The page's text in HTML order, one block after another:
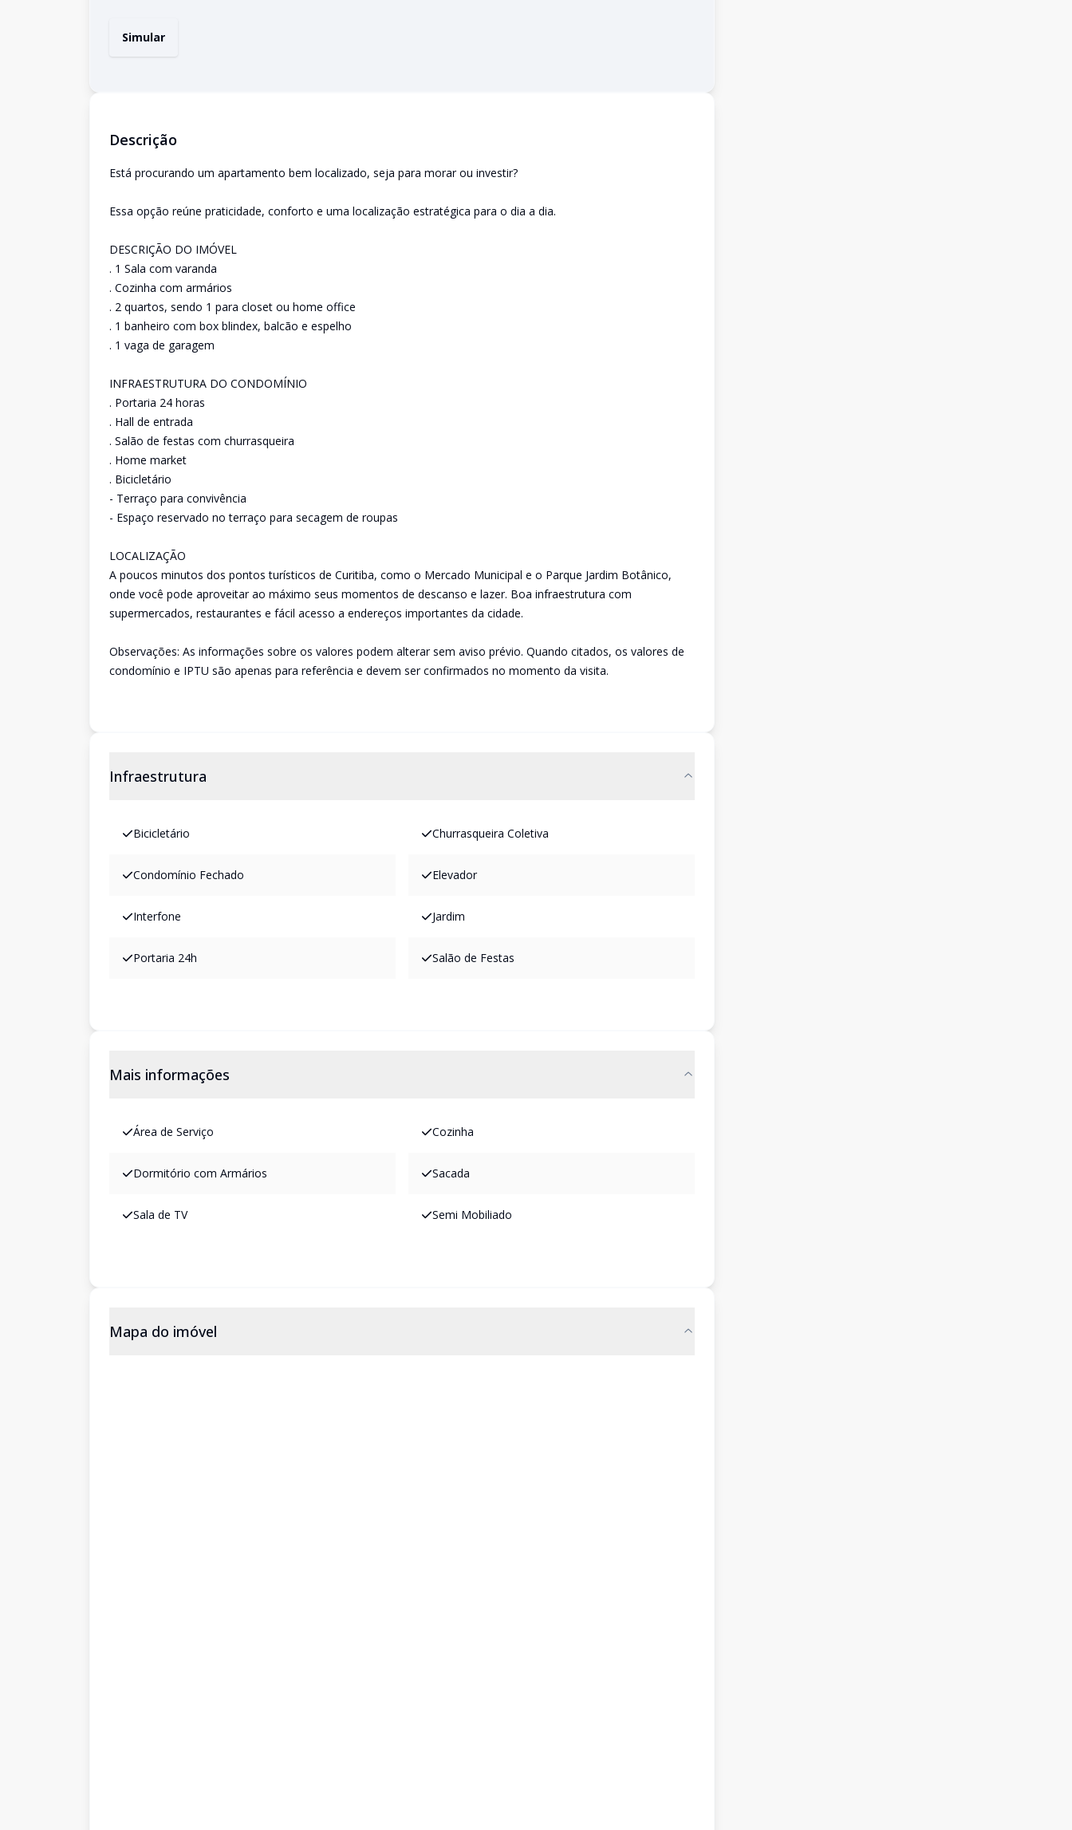
Simular
Descrição
Está procurando um apartamento bem localizado, seja para morar ou investir?
Essa opção reúne praticidade, conforto e uma localização estratégica para o dia a dia.
DESCRIÇÃO DO IMÓVEL
. 1 Sala com varanda
. Cozinha com armários
. 2 quartos, sendo 1 para closet ou home office
. 1 banheiro com box blindex, balcão e espelho
. 1 vaga de garagem
INFRAESTRUTURA DO CONDOMÍNIO
. Portaria 24 horas
. Hall de entrada
. Salão de festas com churrasqueira
. Home market
. Bicicletário
- Terraço para convivência
- Espaço reservado no terraço para secagem de roupas
LOCALIZAÇÃO
A poucos minutos dos pontos turísticos de Curitiba, como o Mercado Municipal e o Parque Jardim Botânico,
onde você pode aproveitar ao máximo seus momentos de descanso e lazer. Boa infraestrutura com
supermercados, restaurantes e fácil acesso a endereços importantes da cidade.
Observações: As informações sobre os valores podem alterar sem aviso prévio. Quando citados, os valores de
condomínio e IPTU são apenas para referência e devem ser confirmados no momento da visita.
Infraestrutura
Bicicletário Churrasqueira Coletiva
Condomínio Fechado Elevador
Interfone Jardim
Portaria 24h Salão de Festas
Mais informações
Área de Serviço Cozinha
Dormitório com Armários Sacada
Sala de TV Semi Mobiliado
Mapa do imóvel